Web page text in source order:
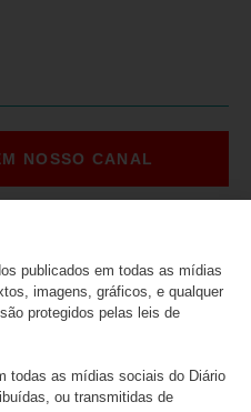
NOSSO CANAL
TIKTOK
publicados em todas as mídias
imagens, gráficos, e qualquer
protegidos pelas leis de
todas as mídias sociais do Diário
ou transmitidas de